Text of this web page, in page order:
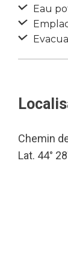
Eau
Chemin
Lat. 44°